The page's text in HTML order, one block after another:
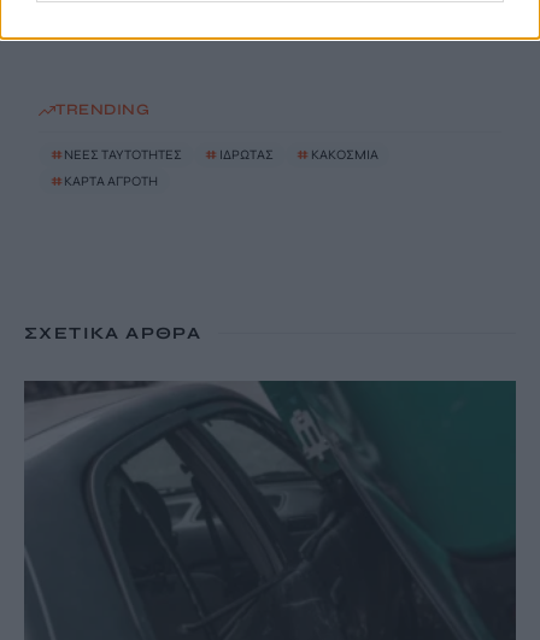
TRENDING
# ΝΕΕΣ ΤΑΥΤΟΤΗΤΕΣ # ΙΔΡΩΤΑΣ # ΚΑΚΟΣΜΙΑ
# ΚΑΡΤΑ ΑΓΡΟΤΗ
ΣΧΕΤΙΚΆ ΆΡΘΡΑ